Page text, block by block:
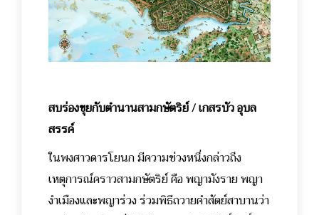
สบร่องขุยกับตำนานสามกษัตริย์ / เกสรบัว อุบล
สรรค์
ในพงศาวดารโยนก มีความช่วงหนึ่งกล่าวถึง
เหตุการณ์คราวสามกษัตริย์ คือ พญามังราย พญา
งำเมืองและพญาร่วง ร่วมพิธีถวายคำสัตย์สาบานว่า